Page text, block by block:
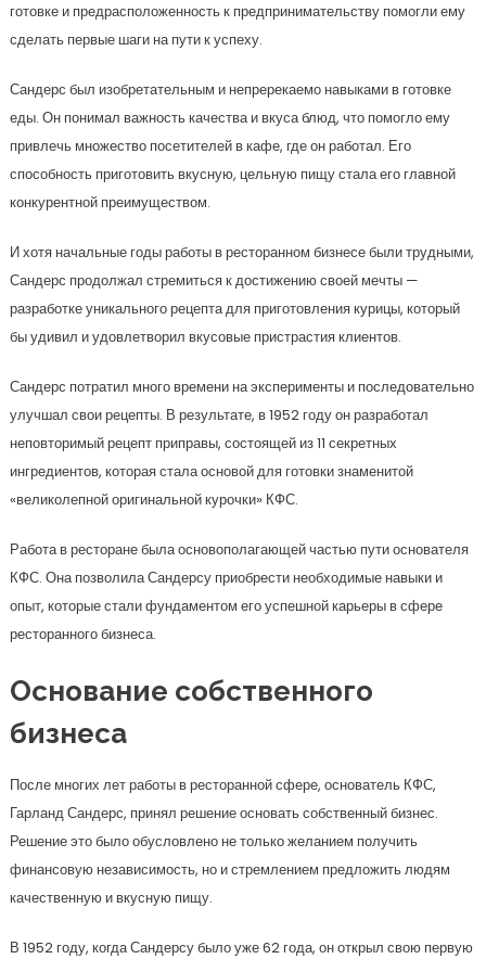
готовке и предрасположенность к предпринимательству помогли ему
сделать первые шаги на пути к успеху.
Сандерс был изобретательным и непререкаемо навыками в готовке
еды. Он понимал важность качества и вкуса блюд, что помогло ему
привлечь множество посетителей в кафе, где он работал. Его
способность приготовить вкусную, цельную пищу стала его главной
конкурентной преимуществом.
И хотя начальные годы работы в ресторанном бизнесе были трудными,
Сандерс продолжал стремиться к достижению своей мечты —
разработке уникального рецепта для приготовления курицы, который
бы удивил и удовлетворил вкусовые пристрастия клиентов.
Сандерс потратил много времени на эксперименты и последовательно
улучшал свои рецепты. В результате, в 1952 году он разработал
неповторимый рецепт приправы, состоящей из 11 секретных
ингредиентов, которая стала основой для готовки знаменитой
«великолепной оригинальной курочки» КФС.
Работа в ресторане была основополагающей частью пути основателя
КФС. Она позволила Сандерсу приобрести необходимые навыки и
опыт, которые стали фундаментом его успешной карьеры в сфере
ресторанного бизнеса.
Основание собственного
бизнеса
После многих лет работы в ресторанной сфере, основатель КФС,
Гарланд Сандерс, принял решение основать собственный бизнес.
Решение это было обусловлено не только желанием получить
финансовую независимость, но и стремлением предложить людям
качественную и вкусную пищу.
В 1952 году, когда Сандерсу было уже 62 года, он открыл свою первую